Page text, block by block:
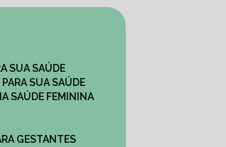
SUA SAÚDE
SUA SAÚDE
SAÚDE FEMININA
GESTANTES